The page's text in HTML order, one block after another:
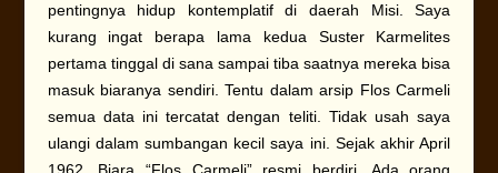
pentingnya hidup kontemplatif di daerah Misi. Saya
kurang ingat berapa lama kedua Suster Karmelites
pertama tinggal di sana sampai tiba saatnya mereka bisa
masuk biaranya sendiri. Tentu dalam arsip Flos Carmeli
semua data ini tercatat dengan teliti. Tidak usah saya
ulangi dalam sumbangan kecil saya ini. Sejak akhir April